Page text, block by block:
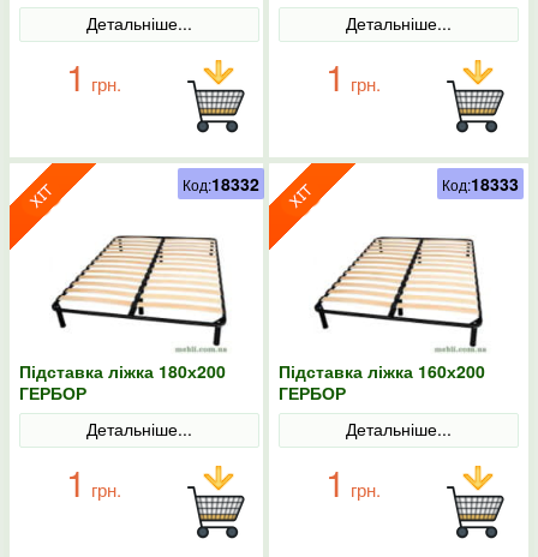
Детальніше...
1 грн.
Детальніше...
1 грн.
Підставка ліжка 180х200
ГЕРБОР
Детальніше...
1 грн.
Код:18332
Підставка ліжка 160х200
ГЕРБОР
Детальніше...
1 грн.
Код:18333